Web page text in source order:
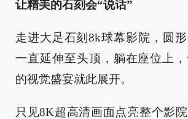
让精美的石刻会“说话”
走进大足石刻8k球幕影院，圆
一直延伸至头顶，躺在座位上
的视觉盛宴就此展开。
只见8K超高清画面点亮整个影